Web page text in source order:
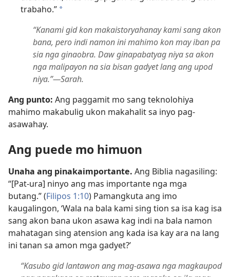
trabaho.” a
“Kanami gid kon makaistoryahanay kami sang akon
bana, pero indi namon ini mahimo kon may iban pa
sia nga ginaobra. Daw ginapabatyag niya sa akon
nga malipayon na sia bisan gadyet lang ang upod
niya.”—Sarah.
Ang punto: Ang paggamit mo sang teknolohiya
mahimo makabulig ukon makahalit sa inyo pag-
asawahay.
Ang puede mo himuon
Unaha ang pinakaimportante. Ang Biblia nagasiling:
“[Pat-ura] ninyo ang mas importante nga mga
butang.” (Filipos 1:10) Pamangkuta ang imo
kaugalingon, ‘Wala na bala kami sing tion sa isa kag isa
sang akon bana ukon asawa kag indi na bala namon
mahatagan sing atension ang kada isa kay ara na lang
ini tanan sa amon mga gadyet?’
“Kasubo gid lantawon ang mag-asawa nga magkaupod